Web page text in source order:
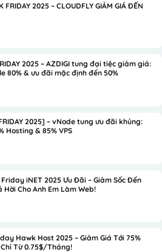
FRIDAY 2025 – CLOUDFLY GIẢM GIÁ ĐẾN
2025 – AZDIGI tung đại tiệc giảm giá:
80% & ưu đãi mặc định đến 50%
2025] – vNode tung ưu đãi khủng:
Hosting & 85% VPS
iNET 2025 Ưu Đãi – Giảm Sốc Đến
Hời Cho Anh Em Làm Web!
Hawk Host 2025 – Giảm Giá Tới 75%
Từ 0.75$/Tháng!